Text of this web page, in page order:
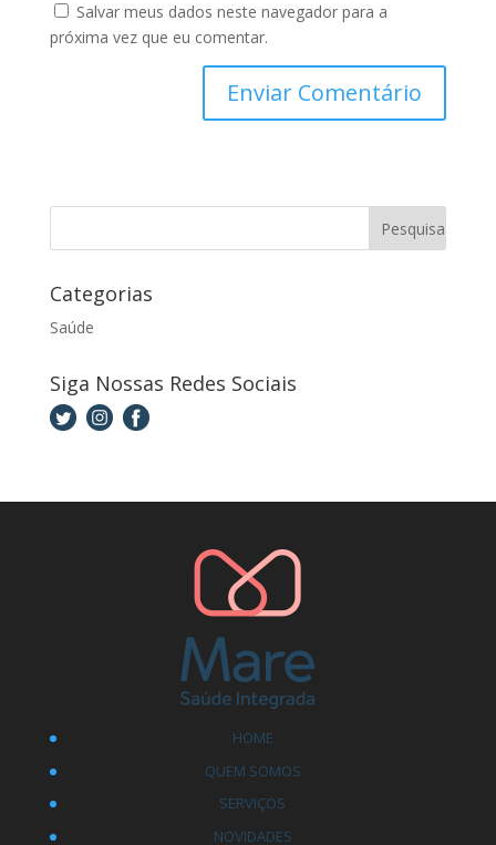
Salvar meus dados neste navegador para a
próxima vez que eu comentar.
Categorias
Saúde
Siga Nossas Redes Sociais
HOME
QUEM SOMOS
SERVIÇOS
NOVIDADES